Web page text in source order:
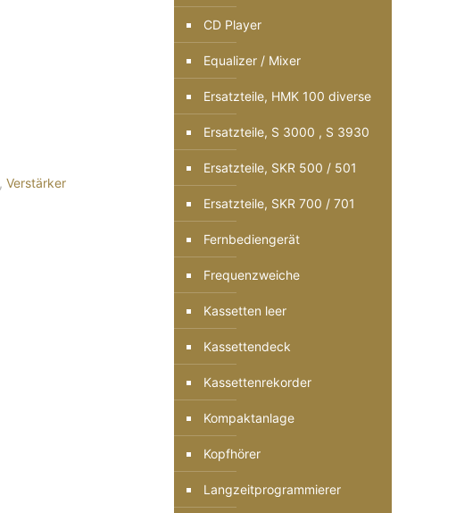
,Verstärker
CD Player
Equalizer / Mixer
Ersatzteile, HMK 100 diverse
Ersatzteile, S 3000 , S 3930
Ersatzteile, SKR 500 / 501
Ersatzteile, SKR 700 / 701
Fernbediengerät
Frequenzweiche
Kassetten leer
Kassettendeck
Kassettenrekorder
Kompaktanlage
Kopfhörer
Langzeitprogrammierer